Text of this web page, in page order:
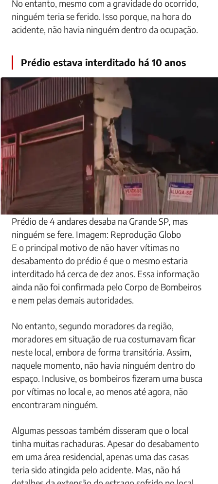
No entanto, mesmo com a gravidade do ocorrido,
ninguém teria se ferido. Isso porque, na hora do
acidente, não havia ninguém dentro da ocupação.
Prédio estava interditado há 10 anos
Prédio de 4 andares desaba na Grande SP, mas
ninguém se fere. Imagem: Reprodução Globo
E o principal motivo de não haver vítimas no
desabamento do prédio é que o mesmo estaria
interditado há cerca de dez anos. Essa informação
ainda não foi confirmada pelo Corpo de Bombeiros
e nem pelas demais autoridades.
No entanto, segundo moradores da região,
moradores em situação de rua costumavam ficar
neste local, embora de forma transitória. Assim,
naquele momento, não havia ninguém dentro do
espaço. Inclusive, os bombeiros fizeram uma busca
por vítimas no local e, ao menos até agora, não
encontraram ninguém.
Algumas pessoas também disseram que o local
tinha muitas rachaduras. Apesar do desabamento
em uma área residencial, apenas uma das casas
teria sido atingida pelo acidente. Mas, não há